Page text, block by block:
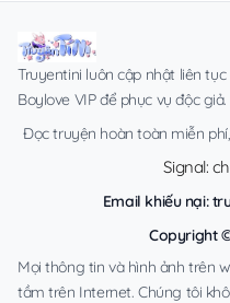
Truyentini luôn cập nhật liên
Boylove VIP để phục vụ độc giả.
Đọc truyện hoàn toàn miễn
Signal:
Email khiếu nại:
Copyright
Mọi thông tin và hình ảnh trên
tầm trên Internet. Chúng tôi